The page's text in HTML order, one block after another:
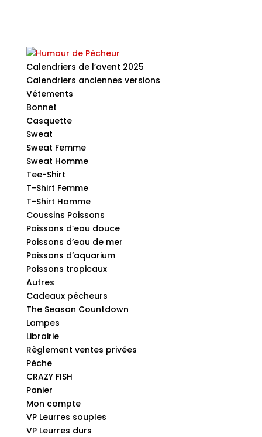
Calendriers de l’avent 2025
Calendriers anciennes versions
Vêtements
Bonnet
Casquette
Sweat
Sweat Femme
Sweat Homme
Tee-Shirt
T-Shirt Femme
T-Shirt Homme
Coussins Poissons
Poissons d’eau douce
Poissons d’eau de mer
Poissons d’aquarium
Poissons tropicaux
Autres
Cadeaux pêcheurs
The Season Countdown
Lampes
Librairie
Règlement ventes privées
Pêche
CRAZY FISH
Panier
Mon compte
VP Leurres souples
VP Leurres durs